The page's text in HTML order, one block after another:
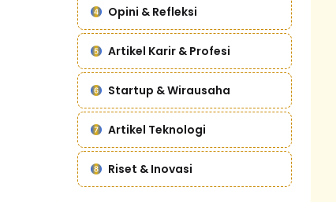
Opini & Refleksi
Artikel Karir & Profesi
Startup & Wirausaha
Artikel Teknologi
Riset & Inovasi